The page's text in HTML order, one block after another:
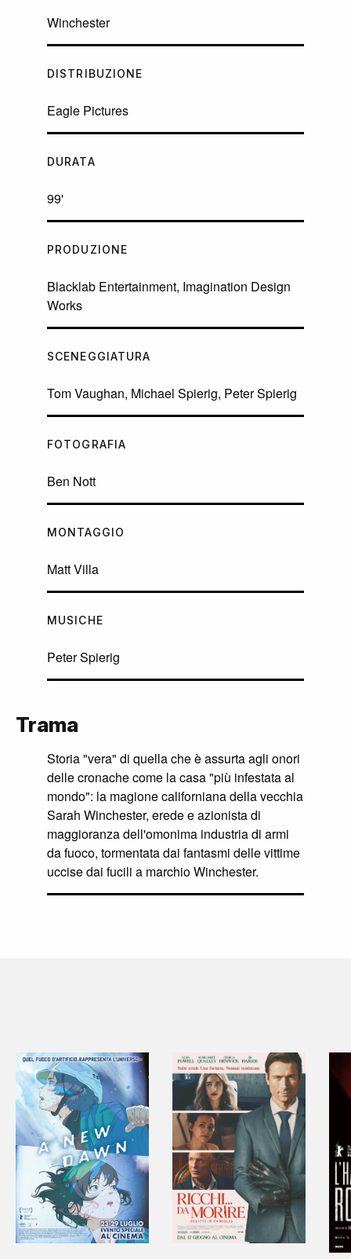
Winchester
DISTRIBUZIONE
Eagle Pictures
DURATA
99'
PRODUZIONE
Blacklab Entertainment, Imagination Design
Works
SCENEGGIATURA
Tom Vaughan, Michael Spierig, Peter Spierig
FOTOGRAFIA
Ben Nott
MONTAGGIO
Matt Villa
MUSICHE
Peter Spierig
Trama
Storia "vera" di quella che è assurta agli onori
delle cronache come la casa "più infestata al
mondo": la magione californiana della vecchia
Sarah Winchester, erede e azionista di
maggioranza dell'omonima industria di armi
da fuoco, tormentata dai fantasmi delle vittime
uccise dai fucili a marchio Winchester.